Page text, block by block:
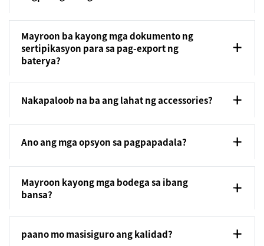
Mayroon ba kayong mga dokumento ng
sertipikasyon para sa pag-export ng
baterya?
Nakapaloob na ba ang lahat ng accessories?
Ano ang mga opsyon sa pagpapadala?
Mayroon kayong mga bodega sa ibang
bansa?
paano mo masisiguro ang kalidad?